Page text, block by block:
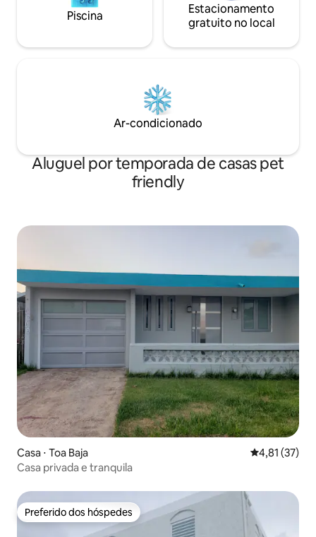
Piscina
Estacionamento
gratuito no local
Ar-condicionado
Aluguel por temporada de casas pet
friendly
Casa ⋅ Toa Baja 4,81 de uma
4,81 (37)
Casa privada e tranquila
Preferido dos hóspedes
Preferido dos hóspedes